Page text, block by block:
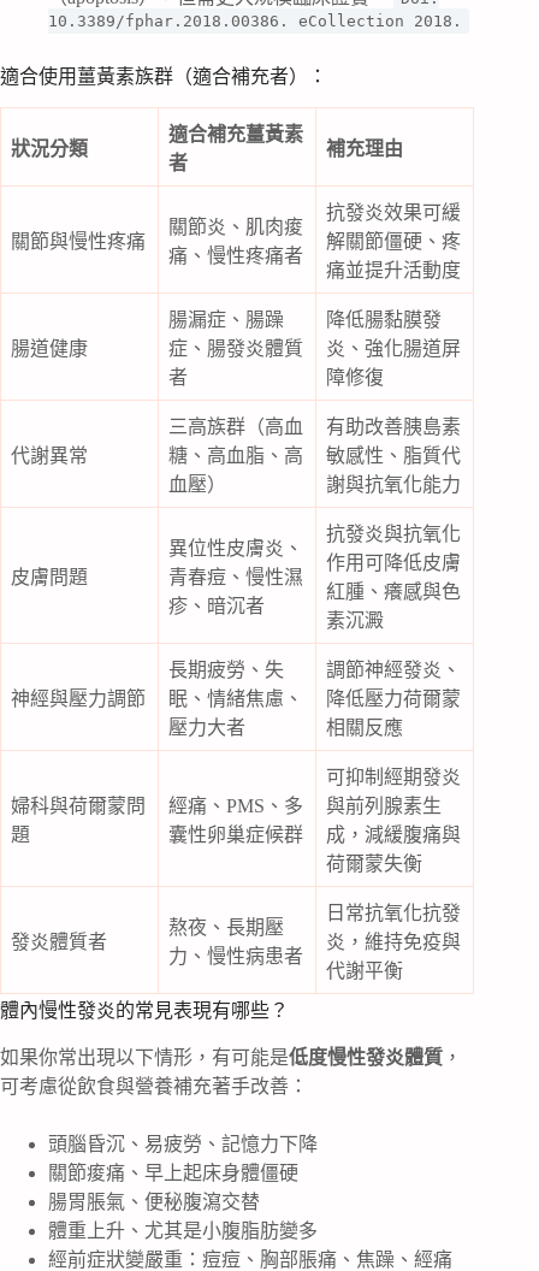
10.3389/fphar.2018.00386. eCollection 2018.
適合使用薑黃素族群（適合補充者）：
狀況分類
適合補充薑黃素
者
補充理由
關節與慢性疼痛
關節炎、肌肉痠
痛、慢性疼痛者
抗發炎效果可緩
解關節僵硬、疼
痛並提升活動度
腸道健康
腸漏症、腸躁
症、腸發炎體質
者
降低腸黏膜發
炎、強化腸道屏
障修復
代謝異常
三高族群（高血
糖、高血脂、高
血壓）
有助改善胰島素
敏感性、脂質代
謝與抗氧化能力
皮膚問題
異位性皮膚炎、
青春痘、慢性濕
疹、暗沉者
抗發炎與抗氧化
作用可降低皮膚
紅腫、癢感與色
素沉澱
神經與壓力調節
長期疲勞、失
眠、情緒焦慮、
壓力大者
調節神經發炎、
降低壓力荷爾蒙
相關反應
婦科與荷爾蒙問
題
經痛、PMS、多
囊性卵巢症候群
可抑制經期發炎
與前列腺素生
成，減緩腹痛與
荷爾蒙失衡
發炎體質者
熬夜、長期壓
力、慢性病患者
日常抗氧化抗發
炎，維持免疫與
代謝平衡
體內慢性發炎的常見表現有哪些？
如果你常出現以下情形，有可能是低度慢性發炎體質 ，
可考慮從飲食與營養補充著手改善：
頭腦昏沉、易疲勞、記憶力下降
關節痠痛、早上起床身體僵硬
腸胃脹氣、便秘腹瀉交替
體重上升、尤其是小腹脂肪變多
經前症狀變嚴重：痘痘、胸部脹痛、焦躁、經痛